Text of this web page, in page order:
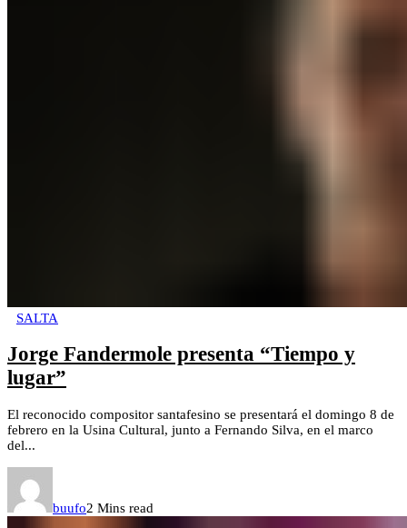
SALTA
Jorge Fandermole presenta “Tiempo y
lugar”
El reconocido compositor santafesino se presentará el domingo 8 de
febrero en la Usina Cultural, junto a Fernando Silva, en el marco
del...
buufo2 Mins read